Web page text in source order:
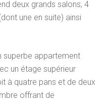
deux grands salons, 4
une en suite) ainsi
superbe appartement
un étage supérieur
à quatre pans et de deux
offrant de